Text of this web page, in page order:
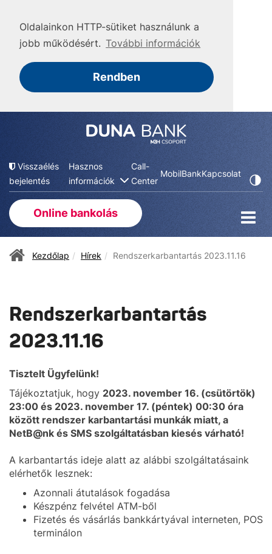
Oldalainkon HTTP-sütiket használunk a
jobb működésért. További információk
Rendben
Visszaélés
bejelentés
Hasznos
információk
Call-
Center
MobilBankKapcsolat
Online bankolás
Kezdőlap Hírek Rendszerkarbantartás 2023.11.16
Rendszerkarbantartás
2023.11.16
Tisztelt Ügyfelünk!
Tájékoztatjuk, hogy 2023. november 16. (csütörtök)
23:00 és 2023. november 17. (péntek) 00:30 óra
között rendszer karbantartási munkák miatt, a
NetB@nk és SMS szolgáltatásban kiesés várható!
A karbantartás ideje alatt az alábbi szolgáltatásaink
elérhetők lesznek:
Azonnali átutalások fogadása
Készpénz felvétel ATM-ből
Fizetés és vásárlás bankkártyával interneten, POS
terminálon